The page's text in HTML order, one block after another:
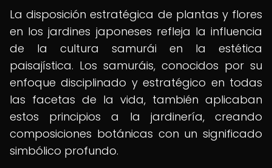
La disposición estratégica de plantas y flores
en los jardines japoneses refleja la influencia
de la cultura samurái en la estética
paisajística. Los samuráis, conocidos por su
enfoque disciplinado y estratégico en todas
las facetas de la vida, también aplicaban
estos principios a la jardinería, creando
composiciones botánicas con un significado
simbólico profundo.